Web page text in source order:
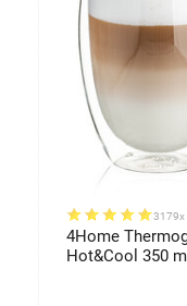
3179x
4Home
Hot&Cool 350